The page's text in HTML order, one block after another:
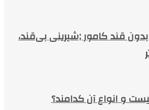
قند کامور ;شیرینی بی‌قند،
و انواع آن کدامند؟